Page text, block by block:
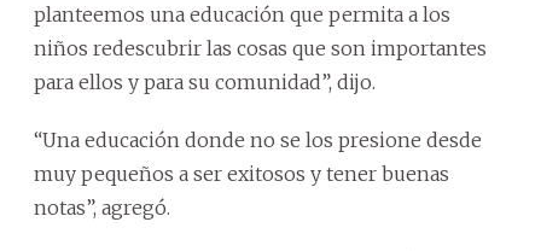
planteemos una educación que permita a los
niños redescubrir las cosas que son importantes
para ellos y para su comunidad”, dijo.
“Una educación donde no se los presione desde
muy pequeños a ser exitosos y tener buenas
notas”, agregó.